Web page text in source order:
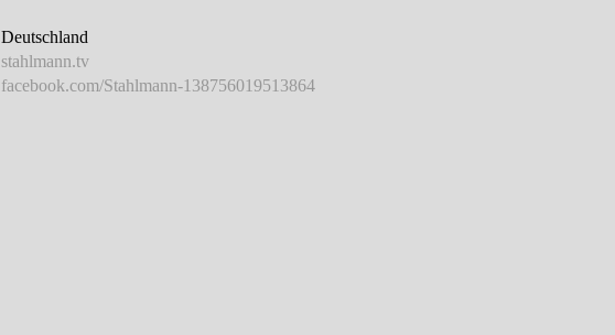
Deutschland
stahlmann.tv
facebook.com/Stahlmann-138756019513864